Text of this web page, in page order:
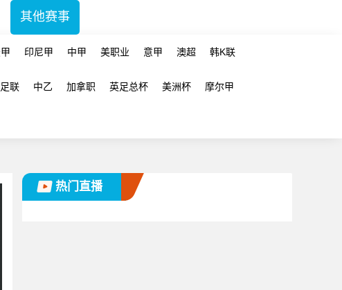
其他赛事
印尼甲 中甲 美职业 意甲 澳超 韩K联
联 中乙 加拿职 英足总杯 美洲杯 摩尔甲
热门直播